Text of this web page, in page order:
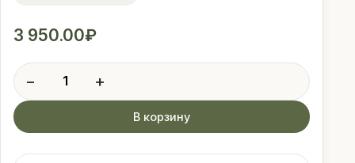
086-59-99
3 950.00₽
−
Количество
товара
Шарм
+
В корзину